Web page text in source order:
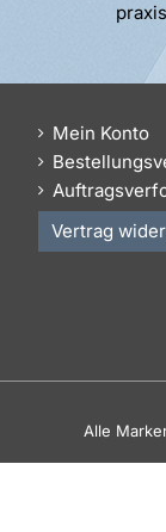
Mein Konto
Vertrag
Alle